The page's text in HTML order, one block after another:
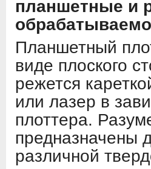
планшетные и
Планшетный
виде плоского
режется
или лазер в
плоттера.
предназначены
различной